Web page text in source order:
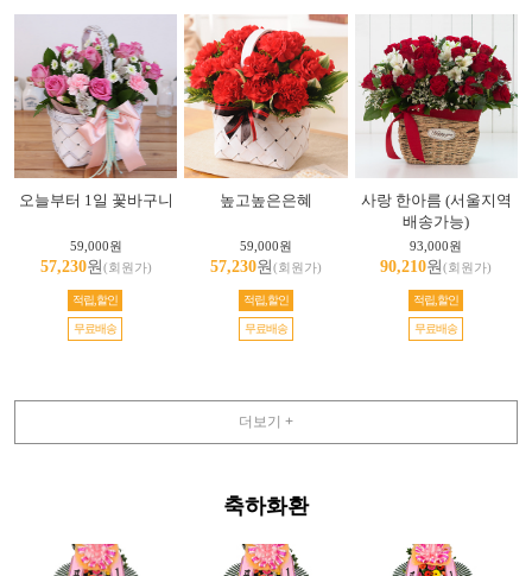
오늘부터 1일 꽃바구니
59,000원
57,230원(회원가)
적립,할인
무료배송
높고높은은혜
59,000원
57,230원(회원가)
적립,할인
무료배송
사랑 한아름 (서울지역
배송가능)
93,000원
90,210원(회원가)
적립,할인
무료배송
더보기 +
축하화환